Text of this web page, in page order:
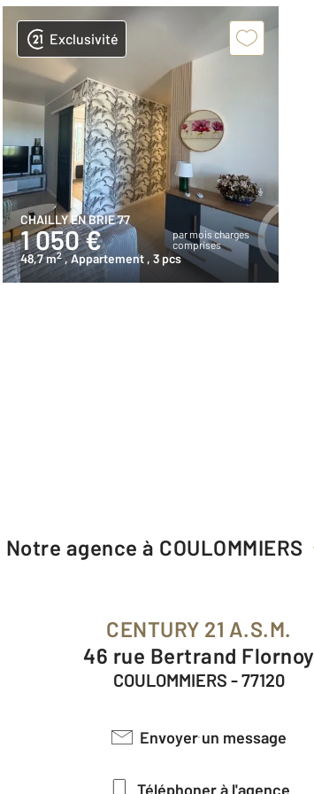
Exclusivité
CHAILLY EN BRIE 77
1 050 €
par mois charges
comprises
48,7 m2 , Appartement , 3 pcs
Notre agence à COULOMMIERS
CENTURY 21 A.S.M.
46 rue Bertrand Flornoy
COULOMMIERS - 77120
Envoyer un message
Téléphoner à l'agence